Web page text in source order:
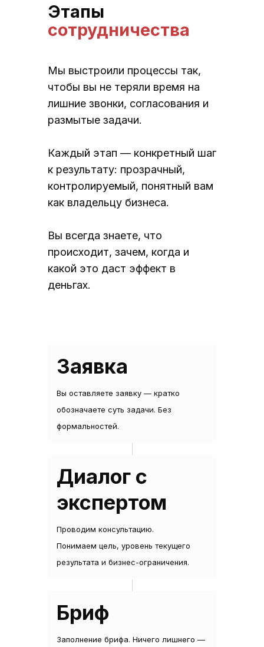
Этапы
сотрудничества
Мы выстроили процессы так,
чтобы вы не теряли время на
лишние звонки, согласования и
размытые задачи.
Каждый этап — конкретный шаг
к результату: прозрачный,
контролируемый, понятный вам
как владельцу бизнеса.
Вы всегда знаете, что
происходит, зачем, когда и
какой это даст эффект в
деньгах.
Заявка
Вы оставляете заявку — кратко
обозначаете суть задачи. Без
формальностей.
Диалог с
экспертом
Проводим консультацию.
Понимаем цель, уровень текущего
результата и бизнес-ограничения.
Бриф
Заполнение брифа. Ничего лишнего —